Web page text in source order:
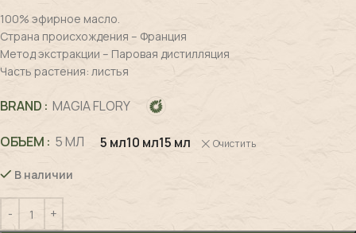
100% эфирное масло.
Страна происхождения – Франция
Метод экстракции – Паровая дистилляция
Часть растения: листья
BRAND MAGIA FLORY
ОБЪЕМ 5 МЛ 5 мл10 мл15 мл Очистить
В наличии